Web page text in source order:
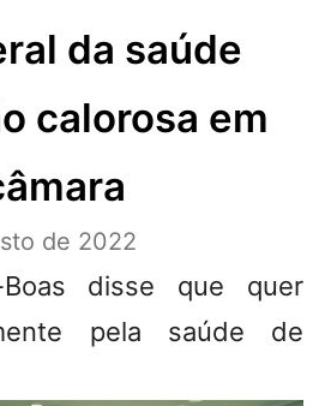
da saúde
calorosa em
de 2022
disse que quer
pela saúde de